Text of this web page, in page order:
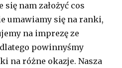
się nam założyć cos
umawiamy się na ranki,
na imprezę ze
powinnyśmy
na różne okazje. Nasza